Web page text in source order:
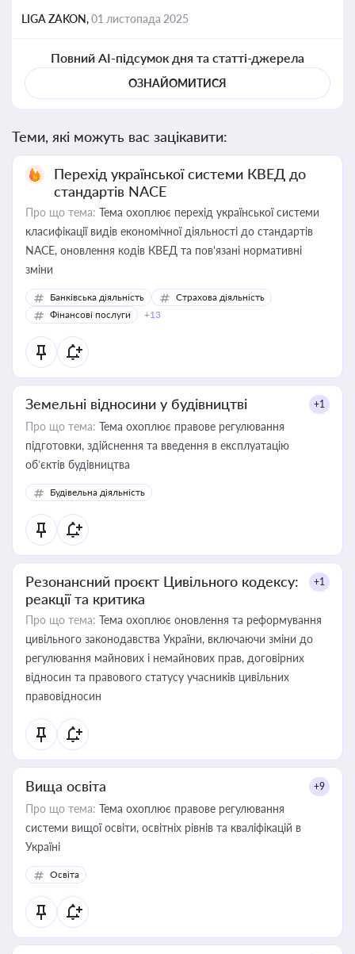
LIGA ZAKON,01 листопада 2025
Повний AI-підсумок дня та статті-джерела
ОЗНАЙОМИТИСЯ
Теми, які можуть вас зацікавити:
Перехід української системи КВЕД до
стандартів NACE
Про що тема: Тема охоплює перехід української системи
класифікації видів економічної діяльності до стандартів
NACE, оновлення кодів КВЕД та пов'язані нормативні
зміни
Банківська діяльність
Страхова діяльність
Фінансові послуги
+13
Земельні відносини у будівництві +1
Про що тема: Тема охоплює правове регулювання
підготовки, здійснення та введення в експлуатацію
об’єктів будівництва
Будівельна діяльність
Резонансний проєкт Цивільного кодексу:
реакції та критика
+1
Про що тема: Тема охоплює оновлення та реформування
цивільного законодавства України, включаючи зміни до
регулювання майнових і немайнових прав, договірних
відносин та правового статусу учасників цивільних
правовідносин
Вища освіта +9
Про що тема: Тема охоплює правове регулювання
системи вищої освіти, освітніх рівнів та кваліфікацій в
Україні
Освіта